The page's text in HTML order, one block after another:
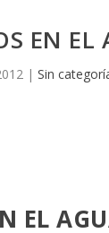
EN EL
|Sin
EL